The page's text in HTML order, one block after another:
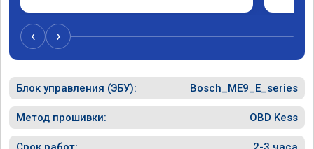
‹ ›
Блок управления (ЭБУ): Bosch_ME9_E_series
Метод прошивки: OBD Kess